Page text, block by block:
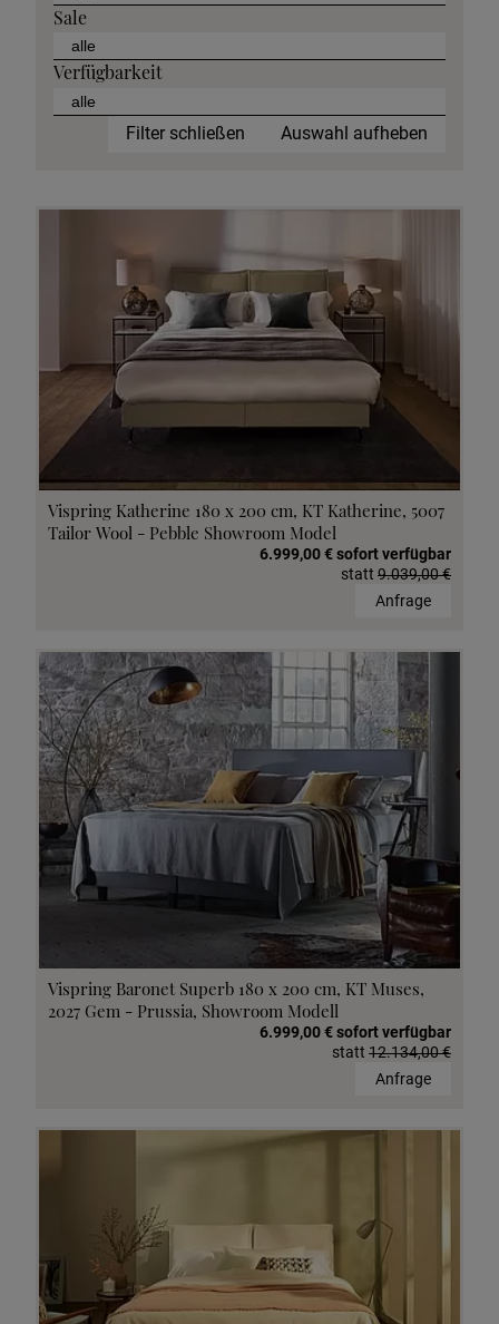
Sale
Verfügbarkeit
Filter schließen Auswahl aufheben
Vispring Katherine 180 x 200 cm, KT Katherine, 5007
Tailor Wool - Pebble Showroom Model
6.999,00 € sofort verfügbar
statt 9.039,00 €
Anfrage
Vispring Baronet Superb 180 x 200 cm, KT Muses,
2027 Gem - Prussia, Showroom Modell
6.999,00 € sofort verfügbar
statt 12.134,00 €
Anfrage